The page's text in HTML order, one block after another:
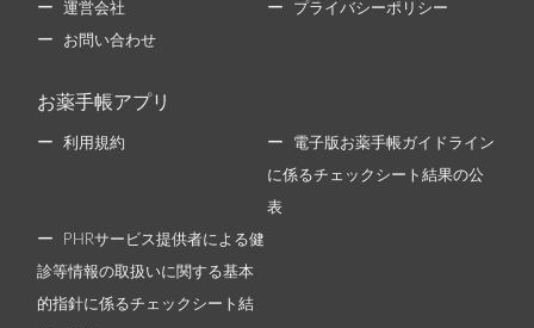
運営会社 プライバシーポリシー
お問い合わせ
お薬手帳アプリ
利用規約 電子版お薬手帳ガイドライン
に係るチェックシート結果の公
表
PHRサービス提供者による健
診等情報の取扱いに関する基本
的指針に係るチェックシート結